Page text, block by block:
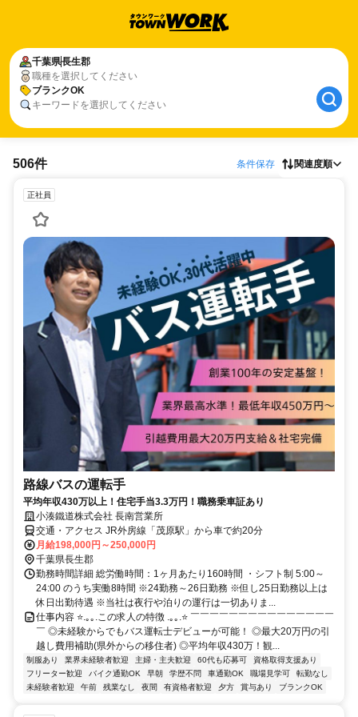
千葉県長生郡
職種を選択してください
ブランクOK
キーワードを選択してください
506件 条件保存 関連度順
正社員
路線バスの運転手
平均年収430万以上！住宅手当3.3万円！職務乗車証あり
小湊鐵道株式会社 長南営業所
交通・アクセス JR外房線「茂原駅」から車で約20分
月給198,000円～250,000円
千葉県長生郡
勤務時間詳細 総労働時間：1ヶ月あたり160時間 ・シフト制 5:00～
24:00 のうち実働8時間 ※24勤務～26日勤務 ※但し25日勤務以上は
休日出勤待遇 ※当社は夜行や泊りの運行は一切ありま...
仕事内容 ⭐.｡｡.この求人の特徴 .｡｡.⭐ ￣￣￣￣￣￣￣￣￣￣￣￣￣￣￣
￣ ◎未経験からでもバス運転士デビューが可能！ ◎最大20万円の引
越し費用補助(県外からの移住者) ◎平均年収430万！観...
制服あり 業界未経験者歓迎 主婦・主夫歓迎 60代も応募可
資格取得支援あり
フリーター歓迎
バイク通勤OK 早朝 学歴不問 車通勤OK 職場見学可
転勤なし
未経験者歓迎
午前 残業なし 夜間 有資格者歓迎 夕方 賞与あり ブランクOK